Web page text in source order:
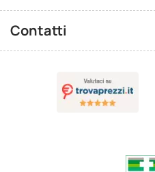
Contatti